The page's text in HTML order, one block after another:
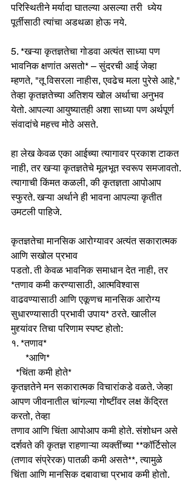
परिस्थितीने मर्यादा घातल्या असल्या तरी  ध्येय
पूर्तीसाठी त्यांचा अडथळा होऊ नये.
5. *खऱ्या कृतज्ञतेचा गोडवा अत्यंत साध्या पण
भावनिक क्षणांत असतो* – सुंदरची आई जेव्हा
म्हणते, "तू विसरला नाहीस, एवढेच मला पुरेसे आहे,"
तेव्हा कृतज्ञतेच्या अतिशय खोल अर्थाचा अनुभव
येतो. आपल्या आयुष्यातही अशा साध्या पण अर्थपूर्ण
संवादांचे महत्त्व मोठे असते.
हा लेख केवळ एका आईच्या त्यागावर प्रकाश टाकत
नाही, तर खऱ्या कृतज्ञतेचे मूलभूत स्वरूप समजावतो.
त्यागाची किंमत कळली, की कृतज्ञता आपोआप
स्फुरते. खऱ्या अर्थाने ही भावना आपल्या कृतीत
उमटली पाहिजे.
कृतज्ञतेचा मानसिक आरोग्यावर अत्यंत सकारात्मक
आणि सखोल प्रभाव
पडतो. ती केवळ भावनिक समाधान देत नाही, तर
*तणाव कमी करण्यासाठी, आत्मविश्वास
वाढवण्यासाठी आणि एकूणच मानसिक आरोग्य
सुधारण्यासाठी प्रभावी उपाय* ठरते. खालील
मुद्द्यांवर तिचा परिणाम स्पष्ट होतो:
१. *तणाव*
      *आणि*
  *चिंता कमी होते*
कृतज्ञतेने मन सकारात्मक विचारांकडे वळते. जेव्हा
आपण जीवनातील चांगल्या गोष्टींवर लक्ष केंद्रित
करतो, तेव्हा
तणाव आणि चिंता आपोआप कमी होते. संशोधन असे
दर्शवते की कृतज्ञ राहणाऱ्या व्यक्तींच्या **कॉर्टिसोल
(तणाव संप्रेरक) पातळी कमी असते**, त्यामुळे
चिंता आणि मानसिक दबावाचा प्रभाव कमी होतो.